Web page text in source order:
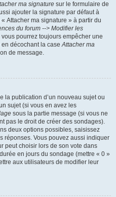
ma signature sur le formulaire de
ajouter la signature par défaut à
Attacher ma signature » à partir du
du forum --> Modifier les
vous pourrez toujours empêcher une
en décochant la caseAttacher ma
de message.
la publication d’un nouveau sujet ou
sujet (si vous en avez les
sous la partie message (si vous ne
pas le droit de créer des sondages).
deux options possibles, saisissez
réponses. Vous pouvez aussi indiquer
peut choisir lors de son vote dans
en jours du sondage (mettre « 0 »
aux utilisateurs de modifier leur